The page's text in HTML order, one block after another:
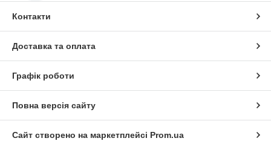
Контакти
Доставка та оплата
Графік роботи
Повна версія сайту
Сайт створено на маркетплейсі Prom.ua